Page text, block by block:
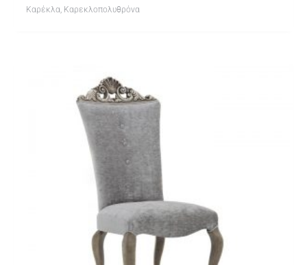
Καρέκλα, Καρεκλοπολυθρόνα